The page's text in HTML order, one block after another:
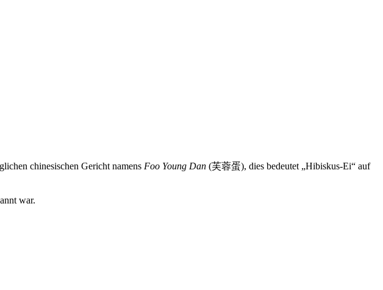
chinesischen Gericht namens Foo Young Dan (芙蓉蛋), dies bedeutet „Hibiskus-Ei“ auf
war.